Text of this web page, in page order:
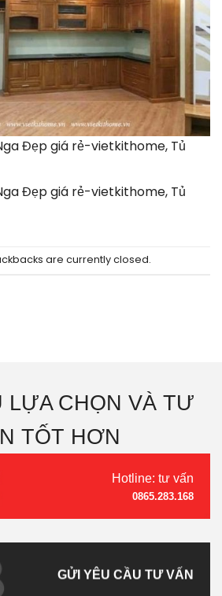
Đẹp giá rẻ-vietkithome, Tủ
Đẹp giá rẻ-vietkithome, Tủ
are currently closed.
LỰA CHỌN VÀ TƯ
TỐT HƠN
Hotline: tư vấn
0865.283.168
GỬI YÊU CẦU TƯ VẤN